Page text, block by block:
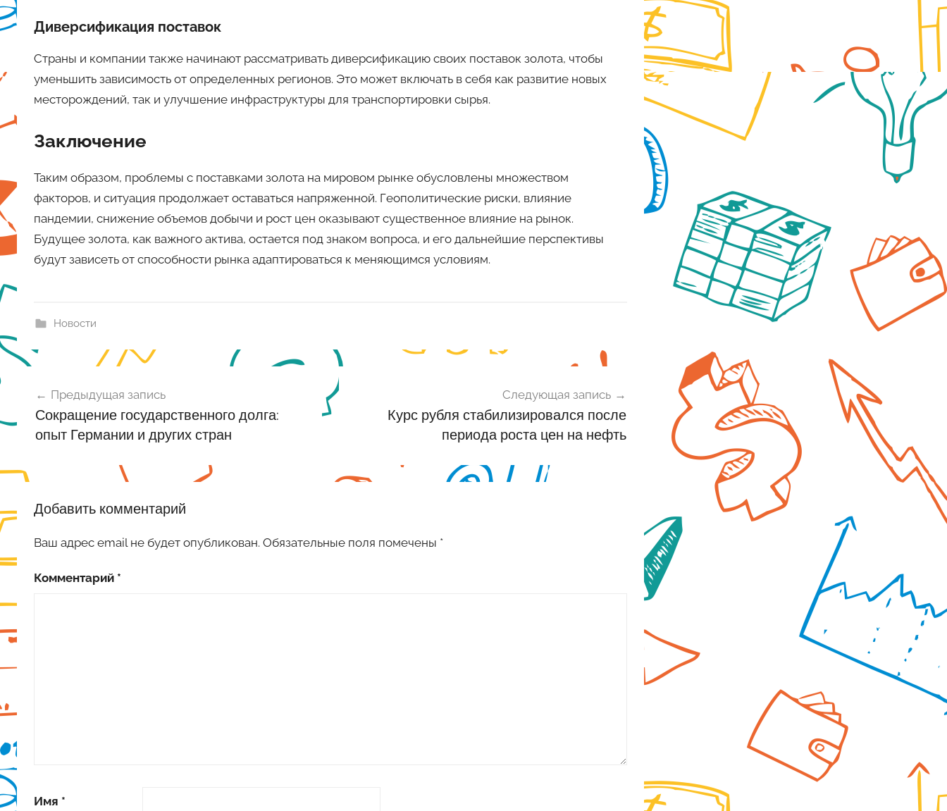
Диверсификация поставок
Страны и компании также начинают рассматривать диверсификацию своих поставок золота, чтобы
уменьшить зависимость от определенных регионов. Это может включать в себя как развитие новых
месторождений, так и улучшение инфраструктуры для транспортировки сырья.
Заключение
Таким образом, проблемы с поставками золота на мировом рынке обусловлены множеством
факторов, и ситуация продолжает оставаться напряженной. Геополитические риски, влияние
пандемии, снижение объемов добычи и рост цен оказывают существенное влияние на рынок.
Будущее золота, как важного актива, остается под знаком вопроса, и его дальнейшие перспективы
будут зависеть от способности рынка адаптироваться к меняющимся условиям.
Новости
по
записям
Предыдущая запись
Сокращение государственного долга:
опыт Германии и других стран
Следующая запись
Курс рубля стабилизировался после
периода роста цен на нефть
Добавить комментарий
Ваш адрес email не будет опубликован. Обязательные поля помечены *
Комментарий *
Имя *